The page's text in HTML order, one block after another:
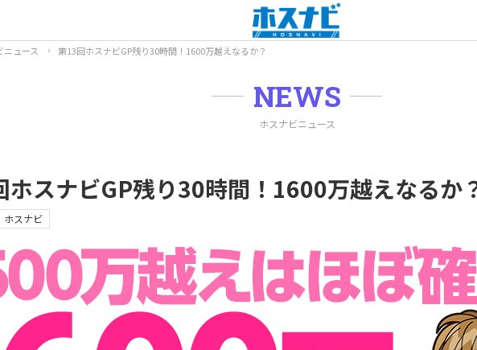
ニュース 第13回ホスナビGP残り30時間！1600万越えなるか？
NEWS
ホスナビニュース
ホスナビGP残り30時間！1600万越えなるか
ホスナビ